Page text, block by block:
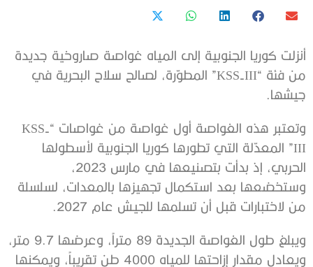
أنزلت كوريا الجنوبية إلى المياه غواصة صاروخية جديدة
من فئة “KSS-III” المطوّرة، لصالح سلاح البحرية في
جيشها.
وتعتبر هذه الغواصة أول غواصة من غواصات “KSS-
III” المعدّلة التي تطورها كوريا الجنوبية لأسطولها
الحربي، إذ بدأت بتصنيعها في مارس 2023،
وستخضعها بعد استكمال تجهيزها بالمعدات، لسلسلة
من لاختبارات قبل أن تسلمها للجيش عام 2027.
ويبلغ طول الغواصة الجديدة 89 متراً، وعرضها 9.7 متر،
ويعادل مقدار إزاحتها للمياه 4000 طن تقريباً، ويمكنها